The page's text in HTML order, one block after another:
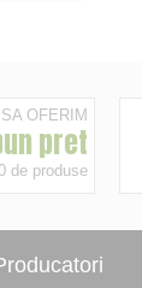
OFERIM
pret
de produse